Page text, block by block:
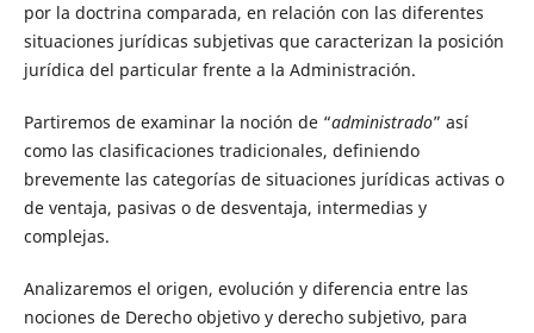
por la doctrina comparada, en relación con las diferentes
situaciones jurídicas subjetivas que caracterizan la posición
jurídica del particular frente a la Administración.
Partiremos de examinar la noción de “administrado” así
como las clasificaciones tradicionales, definiendo
brevemente las categorías de situaciones jurídicas activas o
de ventaja, pasivas o de desventaja, intermedias y
complejas.
Analizaremos el origen, evolución y diferencia entre las
nociones de Derecho objetivo y derecho subjetivo, para